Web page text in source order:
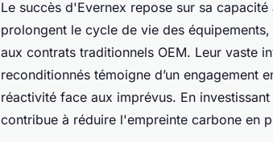
Le succès d'Evernex repose sur sa
prolongent le cycle de vie des
aux contrats traditionnels OEM. Leur vaste
reconditionnés témoigne d’un engagement
réactivité face aux imprévus. En
contribue à réduire l'empreinte carbone en